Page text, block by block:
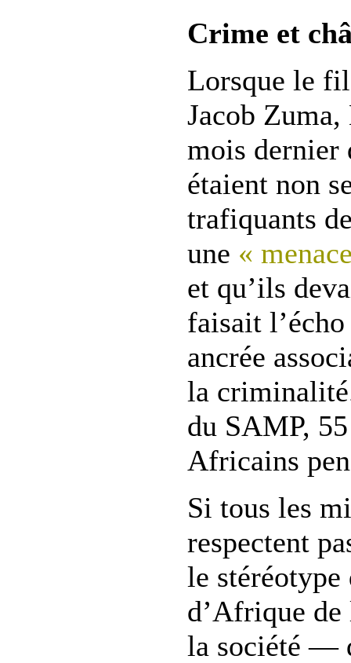
Crime et
Lorsque le
Jacob
mois dernier
étaient non
trafiquants
une «
et qu’ils
faisait
ancrée
la
du SAMP,
Africains
Si tous les
respectent
le
d’Afrique de
la société —